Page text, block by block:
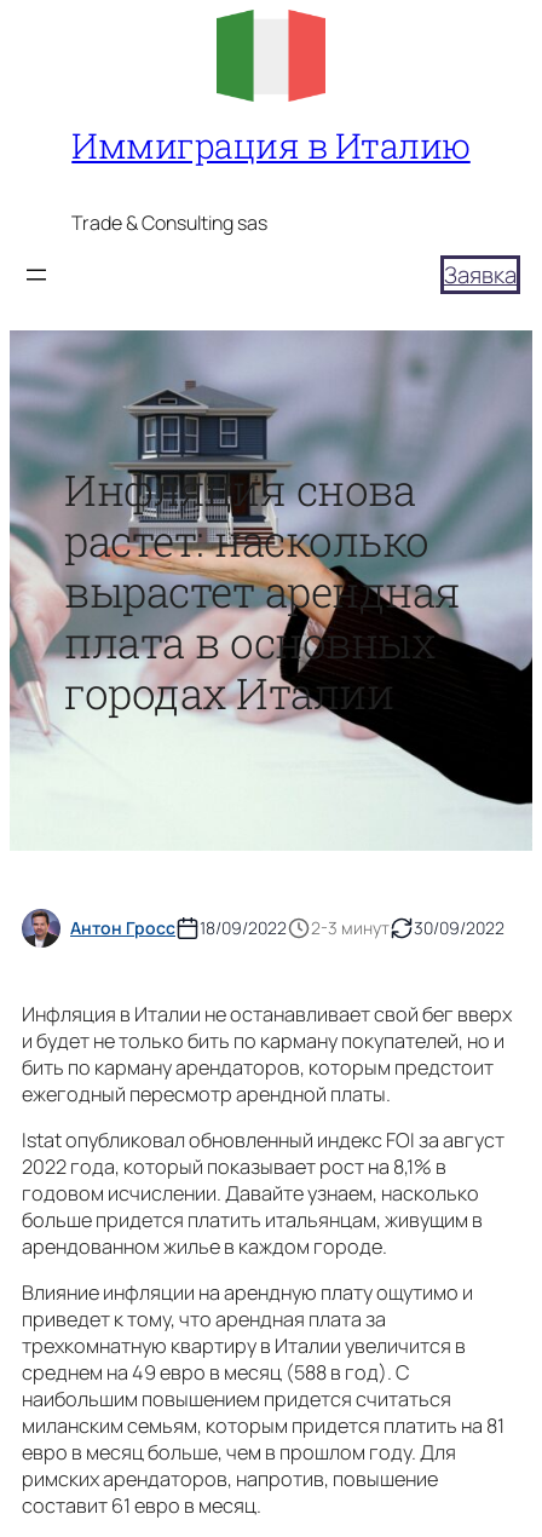
Иммиграция в Италию
Trade & Consulting sas
Заявка
Инфляция снова
растет: насколько
вырастет арендная
плата в основных
городах Италии
Антон Гросс 18/09/2022 2-3 минут 30/09/2022
Инфляция в Италии не останавливает свой бег вверх
и будет не только бить по карману покупателей, но и
бить по карману арендаторов, которым предстоит
ежегодный пересмотр арендной платы.
Istat опубликовал обновленный индекс FOI за август
2022 года, который показывает рост на 8,1% в
годовом исчислении. Давайте узнаем, насколько
больше придется платить итальянцам, живущим в
арендованном жилье в каждом городе.
Влияние инфляции на арендную плату ощутимо и
приведет к тому, что арендная плата за
трехкомнатную квартиру в Италии увеличится в
среднем на 49 евро в месяц (588 в год). С
наибольшим повышением придется считаться
миланским семьям, которым придется платить на 81
евро в месяц больше, чем в прошлом году. Для
римских арендаторов, напротив, повышение
составит 61 евро в месяц.